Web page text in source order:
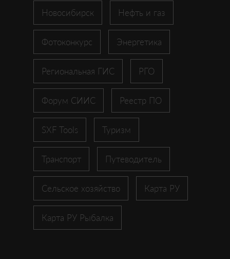
Новосибирск Нефть и газ
Фотоконкурс Энергетика
Региональная ГИС РГО
Форум СИИС Реестр ПО
SXF Tools Туризм
Транспорт Путеводитель
Сельское хозяйство Карта РУ
Карта РУ Рыбалка